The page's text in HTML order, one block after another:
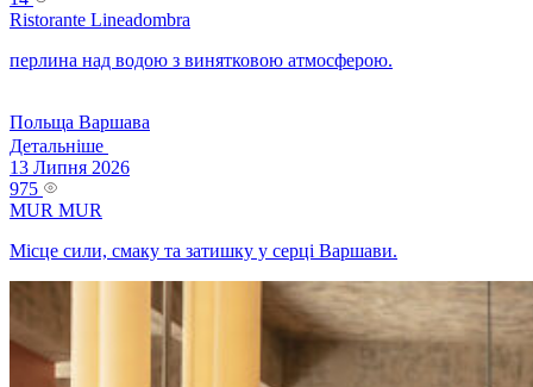
Ristorante Lineadombra
перлина над водою з винятковою атмосферою.
Польща Варшава
Детальніше
13 Липня 2026
975
MUR MUR
Місце сили, смаку та затишку у серці Варшави.